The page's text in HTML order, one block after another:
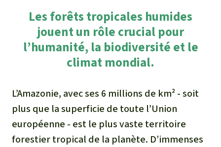
Les forêts tropicales humides
jouent un rôle crucial pour
l’humanité, la biodiversité et le
climat mondial.
L’Amazonie, avec ses 6 millions de km² - soit
plus que la superficie de toute l’Union
européenne - est le plus vaste territoire
forestier tropical de la planète. D’immenses